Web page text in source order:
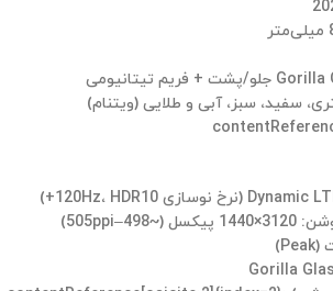
سفید، سبز، آبی و طلایی (ویتنام)